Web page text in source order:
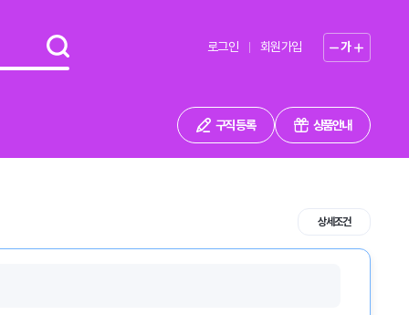
로그인 회원가입 가
구직 등록 상품안내
상세조건